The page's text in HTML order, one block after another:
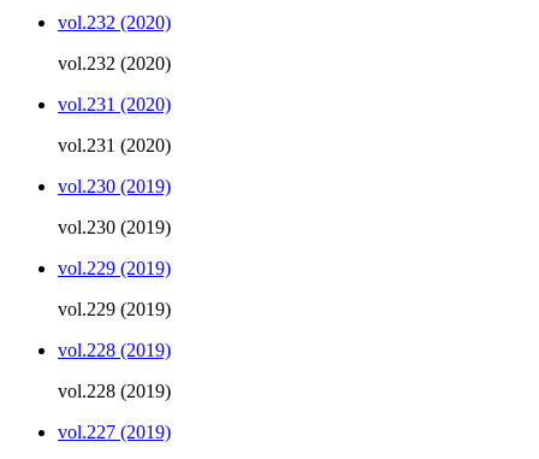
vol.232 (2020)
vol.232 (2020)
vol.231 (2020)
vol.231 (2020)
vol.230 (2019)
vol.230 (2019)
vol.229 (2019)
vol.229 (2019)
vol.228 (2019)
vol.228 (2019)
vol.227 (2019)